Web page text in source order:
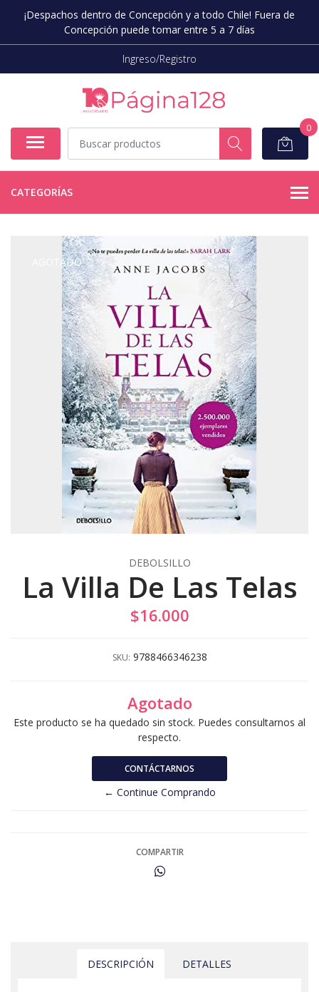
¡Despachos dentro de Concepción y a todo Chile! Fuera de
Concepción puede tomar entre 5 a 7 días
Ingreso/Registro
0
CATEGORÍAS
AGOTADO
DEBOLSILLO
La Villa De Las Telas
$16.000
SKU: 9788466346238
Agotado
Este producto se ha quedado sin stock. Puedes consultarnos al
respecto.
CONTÁCTARNOS
← Continue Comprando
COMPARTIR
DESCRIPCIÓN DETALLES